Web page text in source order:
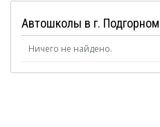
Автошколы в г. Подгорном
Ничего не найдено.